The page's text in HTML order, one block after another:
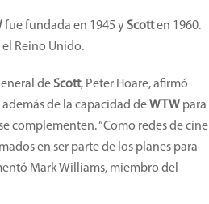
fue fundada en 1945 yScotten 1960.
Reino Unido.
deScott, Peter Hoare, afirmó
de la capacidad deWTW para
complementen. “Como redes de cine
en ser parte de los planes para
Mark Williams, miembro del